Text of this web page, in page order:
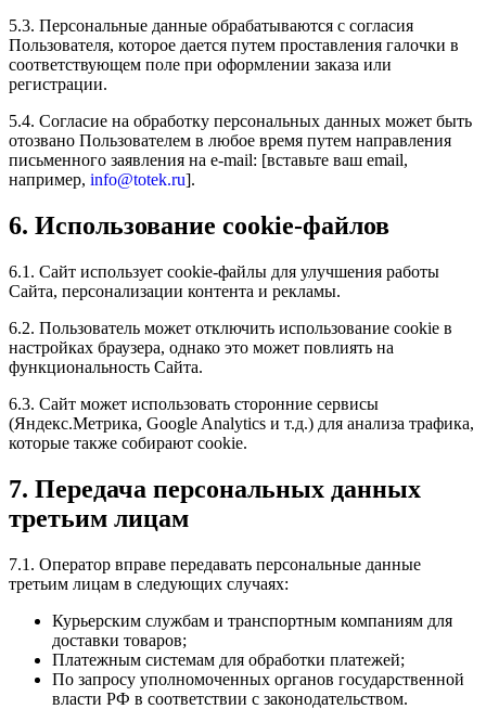
5.3. Персональные данные обрабатываются с согласия
Пользователя, которое дается путем проставления галочки в
соответствующем поле при оформлении заказа или
регистрации.
5.4. Согласие на обработку персональных данных может быть
отозвано Пользователем в любое время путем направления
письменного заявления на e-mail: [вставьте ваш email,
например, info@totek.ru].
6. Использование cookie-файлов
6.1. Сайт использует cookie-файлы для улучшения работы
Сайта, персонализации контента и рекламы.
6.2. Пользователь может отключить использование cookie в
настройках браузера, однако это может повлиять на
функциональность Сайта.
6.3. Сайт может использовать сторонние сервисы
(Яндекс.Метрика, Google Analytics и т.д.) для анализа трафика,
которые также собирают cookie.
7. Передача персональных данных
третьим лицам
7.1. Оператор вправе передавать персональные данные
третьим лицам в следующих случаях:
Курьерским службам и транспортным компаниям для
доставки товаров;
Платежным системам для обработки платежей;
По запросу уполномоченных органов государственной
власти РФ в соответствии с законодательством.